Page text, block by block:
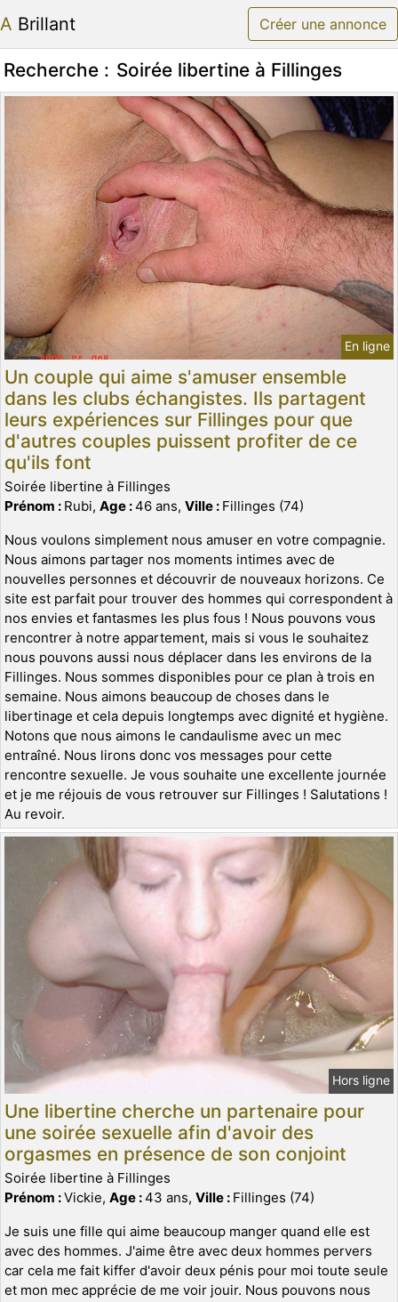
A Brillant Créer une annonce
Recherche : Soirée libertine à Fillinges
En ligne
Un couple qui aime s'amuser ensemble
dans les clubs échangistes. Ils partagent
leurs expériences sur Fillinges pour que
d'autres couples puissent profiter de ce
qu'ils font
Soirée libertine à Fillinges
Prénom : Rubi, Age :46 ans, Ville : Fillinges (74)
Nous voulons simplement nous amuser en votre compagnie.
Nous aimons partager nos moments intimes avec de
nouvelles personnes et découvrir de nouveaux horizons. Ce
site est parfait pour trouver des hommes qui correspondent à
nos envies et fantasmes les plus fous ! Nous pouvons vous
rencontrer à notre appartement, mais si vous le souhaitez
nous pouvons aussi nous déplacer dans les environs de la
Fillinges. Nous sommes disponibles pour ce plan à trois en
semaine. Nous aimons beaucoup de choses dans le
libertinage et cela depuis longtemps avec dignité et hygiène.
Notons que nous aimons le candaulisme avec un mec
entraîné. Nous lirons donc vos messages pour cette
rencontre sexuelle. Je vous souhaite une excellente journée
et je me réjouis de vous retrouver sur Fillinges ! Salutations !
Au revoir.
Hors ligne
Une libertine cherche un partenaire pour
une soirée sexuelle afin d'avoir des
orgasmes en présence de son conjoint
Soirée libertine à Fillinges
Prénom :Vickie, Age :43 ans, Ville : Fillinges (74)
Je suis une fille qui aime beaucoup manger quand elle est
avec des hommes. J'aime être avec deux hommes pervers
car cela me fait kiffer d'avoir deux pénis pour moi toute seule
et mon mec apprécie de me voir jouir. Nous pouvons nous